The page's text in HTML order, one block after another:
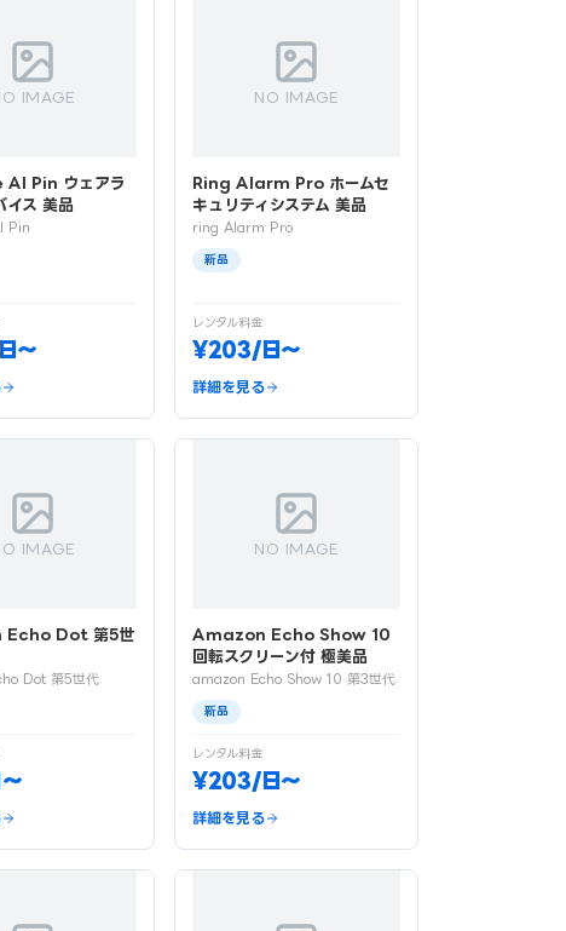
IMAGE
Pin ウェアラ
イス 美品
Pin
〜
NO IMAGE
Ring Alarm Pro ホームセ
キュリティシステム 美品
ring Alarm Pro
新品
レンタル料金
¥203/日〜
詳細を見る
IMAGE
Dot 第5世
Dot 第5世代
NO IMAGE
Amazon Echo Show 10
回転スクリーン付 極美品
amazon Echo Show 10 第3世代
新品
レンタル料金
¥203/日〜
詳細を見る